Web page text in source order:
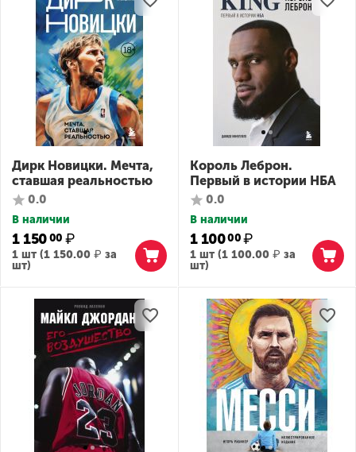
Дирк Новицки. Мечта,
ставшая реальностью
0.0
В наличии
1 15000 ₽
1 шт (1 150.00 ₽ за
шт)
Король Леброн.
Первый в истории НБА
0.0
В наличии
1 10000₽
1 шт (1 100.00₽ за
шт)